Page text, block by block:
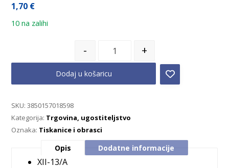
1,70 €
10 na zalihi
- +
Dodaj u košaricu
SKU:3850157018598
Kategorija: Trgovina, ugostiteljstvo
Oznaka: Tiskanice i obrasci
Opis Dodatne informacije
XII-13/A